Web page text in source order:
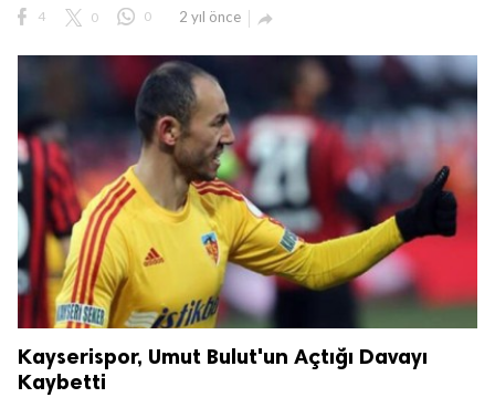
4 0 0 2 yıl önce 
Kayserispor, Umut Bulut'un Açtığı Davayı
Kaybetti